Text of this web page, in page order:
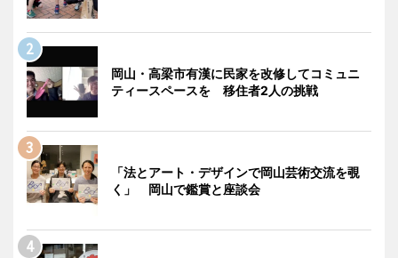
岡山・高梁市有漢に民家を改修してコミュニ
ティースペースを 移住者2人の挑戦
「法とアート・デザインで岡山芸術交流を覗
く」 岡山で鑑賞と座談会